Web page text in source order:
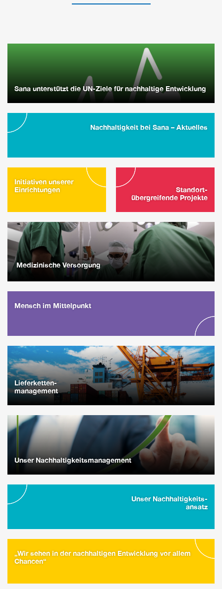
Sana unterstützt die UN-Ziele für nachhaltige Entwicklung
Nachhaltigkeit bei Sana – Aktuelles
Initiativen unserer
Einrichtungen
Standort-
übergreifende Projekte
Medizinische Versorgung
Mensch im Mittelpunkt
Lieferketten-
management
Unser Nachhaltigkeitsmanagement
Unser Nachhaltigkeits-
ansatz
„Wir sehen in der nachhaltigen Entwicklung vor allem
Chancen“